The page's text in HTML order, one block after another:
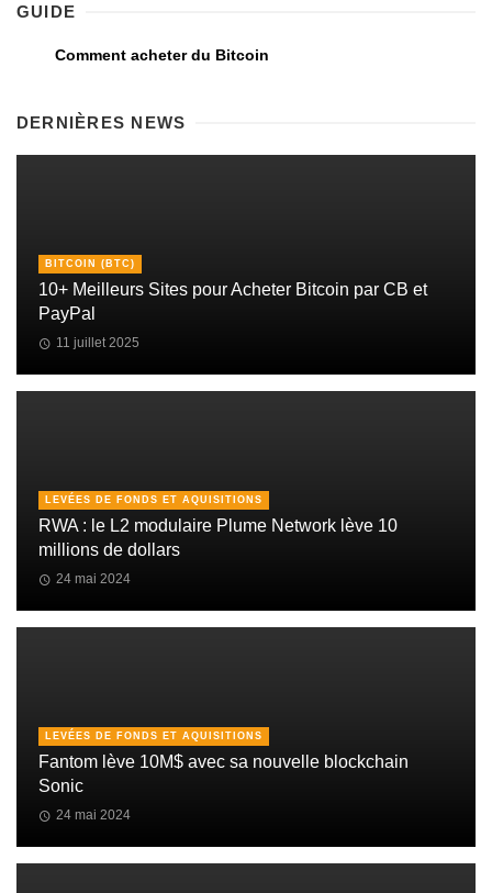
GUIDE
Comment acheter du Bitcoin
DERNIÈRES NEWS
BITCOIN (BTC)
10+ Meilleurs Sites pour Acheter Bitcoin par CB et
PayPal
11 juillet 2025
LEVÉES DE FONDS ET AQUISITIONS
RWA : le L2 modulaire Plume Network lève 10
millions de dollars
24 mai 2024
LEVÉES DE FONDS ET AQUISITIONS
Fantom lève 10M$ avec sa nouvelle blockchain
Sonic
24 mai 2024